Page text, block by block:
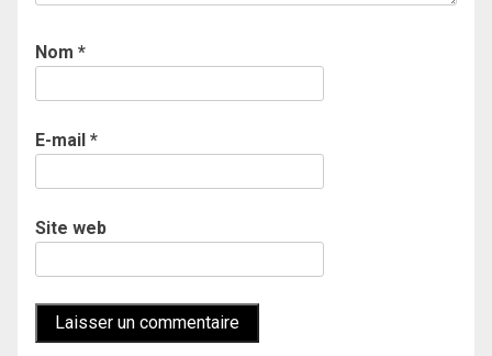
Nom *
E-mail *
Site web